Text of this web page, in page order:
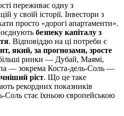
переживає одну з
у своїй історії. Інвестори з
просто «дорогі апартаменти».
безпеку капіталу з
. Відповіддю на ці потреби є
який, за прогнозами, зросте
ринки — Дубай, Маямі,
— зокрема Коста-дель-Соль —
ріст. Що це таке
рекордних показників
Соль стає їхньою європейською